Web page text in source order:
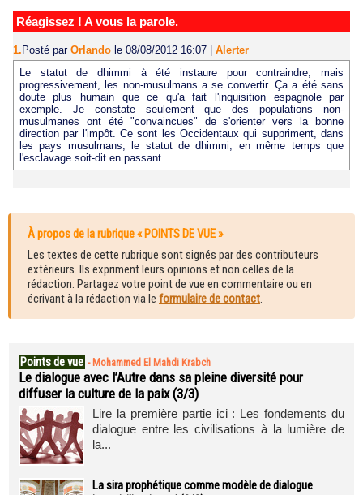
Réagissez ! A vous la parole.
1. Posté par Orlando le 08/08/2012 16:07
Alerter
Le statut de dhimmi à été instaure pour contraindre, mais
progressivement, les non-musulmans a se convertir. Ça a été sans
doute plus humain que ce qu'a fait l'inquisition espagnole par
exemple. Je constate seulement que des populations non-
musulmanes ont été "convaincues" de s'orienter vers la bonne
direction par l'impôt. Ce sont les Occidentaux qui suppriment, dans
les pays musulmans, le statut de dhimmi, en même temps que
l'esclavage soit-dit en passant.
À propos de la rubrique « POINTS DE VUE »
Les textes de cette rubrique sont signés par des contributeurs
extérieurs. Ils expriment leurs opinions et non celles de la
rédaction. Partagez votre point de vue en commentaire ou en
écrivant à la rédaction via le formulaire de contact
Points de vue - Mohammed El Mahdi Krabch
Le dialogue avec l’Autre dans sa pleine diversité pour
diffuser la culture de la paix (3/3)
Lire la première partie ici : Les fondements du
dialogue entre les civilisations à la lumière de
la...
La sira prophétique comme modèle de dialogue